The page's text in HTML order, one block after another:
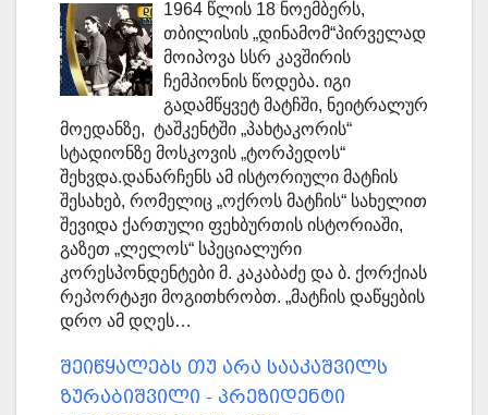
1964 წლის 18 ნოემბერს,
თბილისის „დინამომ“პირველად
მოიპოვა სსრ კავშირის
ჩემპიონის წოდება. იგი
გადამწყვეტ მატჩში, ნეიტრალურ
მოედანზე, ტაშკენტში „პახტაკორის“
სტადიონზე მოსკოვის „ტორპედოს“
შეხვდა.დანარჩენს ამ ისტორიული მატჩის
შესახებ, რომელიც „ოქროს მატჩის“ სახელით
შევიდა ქართული ფეხბურთის ისტორიაში,
გაზეთ „ლელოს“ სპეციალური
კორესპონდენტები მ. კაკაბაძე და ბ. ქორქიას
რეპორტაჟი მოგითხრობთ. „მატჩის დაწყების
დრო ამ დღეს…
შეიწყალებს თუ არა სააკაშვილს
ზურაბიშვილი - პრეზიდენტი